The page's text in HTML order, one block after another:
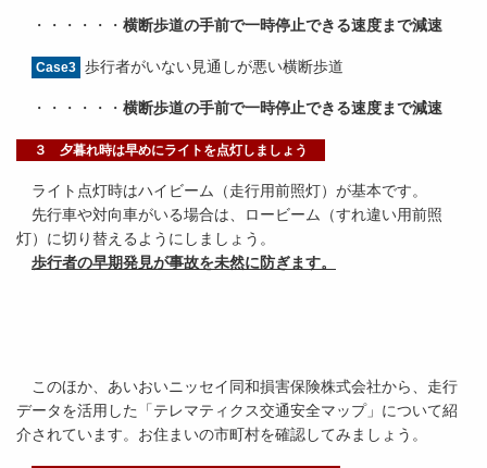
・・・・・・ 横断歩道の手前で一時停止できる速度まで減速
Case3 歩行者がいない見通しが悪い横断歩道
・・・・・・ 横断歩道の手前で一時停止できる速度まで減速
３ 夕暮れ時は早めにライトを点灯しましょう
ライト点灯時はハイビーム（走行用前照灯）が基本です。
先行車や対向車がいる場合は、ロービーム（すれ違い用前照
灯）に切り替えるようにしましょう。
歩行者の早期発見が事故を未然に防ぎます。
このほか、あいおいニッセイ同和損害保険株式会社から、走行
データを活用した「テレマティクス交通安全マップ」について紹
介されています。お住まいの市町村を確認してみましょう。